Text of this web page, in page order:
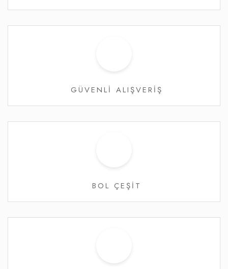
GÜVENLİ ALIŞVERİŞ
BOL ÇEŞİT